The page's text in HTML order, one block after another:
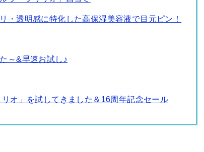
・透明感に特化した高保湿美容液で目元ピン！
～&早速お試し♪
オ」を試してきました＆16周年記念セール